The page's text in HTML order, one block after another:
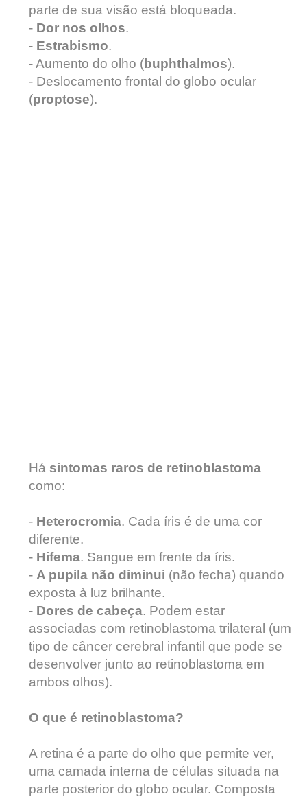
parte de sua visão está bloqueada.
- Dor nos olhos.
- Estrabismo.
- Aumento do olho (buphthalmos).
- Deslocamento frontal do globo ocular
(proptose).
Há sintomas raros de retinoblastoma
como:
- Heterocromia. Cada íris é de uma cor
diferente.
- Hifema. Sangue em frente da íris.
- A pupila não diminui (não fecha) quando
exposta à luz brilhante.
- Dores de cabeça. Podem estar
associadas com retinoblastoma trilateral (um
tipo de câncer cerebral infantil que pode se
desenvolver junto ao retinoblastoma em
ambos olhos).
O que é retinoblastoma?
A retina é a parte do olho que permite ver,
uma camada interna de células situada na
parte posterior do globo ocular. Composta